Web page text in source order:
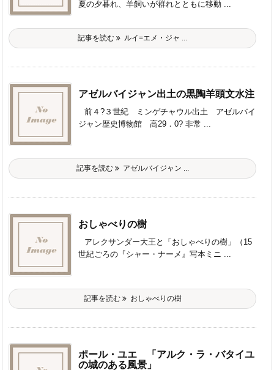
夏の夕暮れ、羊飼いが群れとともに移動 ...
記事を読む ルイ=エメ・ジャ ...
アゼルバイジャン出土の黒陶羊頭文水注
前４?３世紀 ミンゲチャウル出土 アゼルバイ
ジャン歴史博物館 高29．0? 非常 ...
記事を読む アゼルバイジャン ...
おしゃべりの樹
アレクサンダー大王と「おしゃべりの樹」（15
世紀ごろの『シャー・ナーメ』写本ミニ ...
記事を読む おしゃべりの樹
ポール・ユエ 「アルク・ラ・バタイユ
の城のある風景」